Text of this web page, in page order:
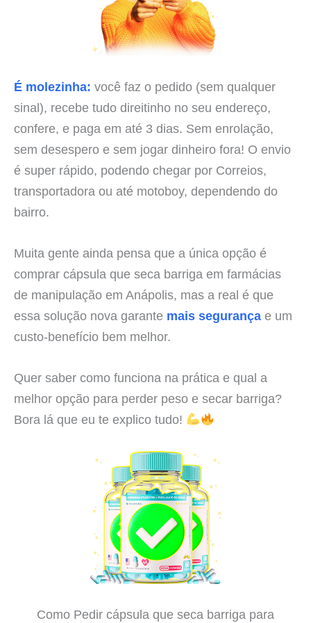
É molezinha: você faz o pedido (sem qualquer
sinal), recebe tudo direitinho no seu endereço,
confere, e paga em até 3 dias. Sem enrolação,
sem desespero e sem jogar dinheiro fora! O envio
é super rápido, podendo chegar por Correios,
transportadora ou até motoboy, dependendo do
bairro.
Muita gente ainda pensa que a única opção é
comprar cápsula que seca barriga em farmácias
de manipulação em Anápolis, mas a real é que
essa solução nova garante mais segurança e um
custo-benefício bem melhor.
Quer saber como funciona na prática e qual a
melhor opção para perder peso e secar barriga?
Bora lá que eu te explico tudo!
Como Pedir cápsula que seca barriga para